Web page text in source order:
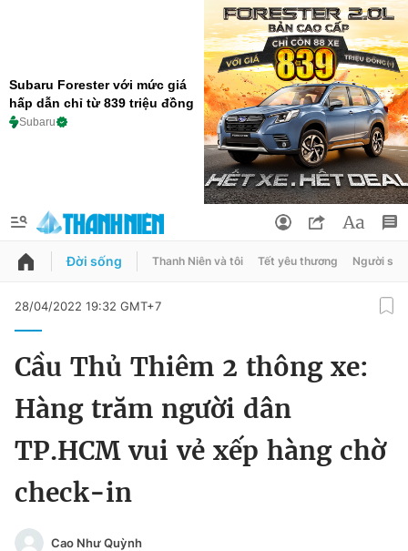
Subaru Forester với mức giá
hấp dẫn chỉ từ 839 triệu đồng
Subaru
QUẢNG CÁO ĐẶT BÁO
Tin 24h
Tin thị trường
Đổi mật khẩu
Tin đã lưu
Tin đã xem
Đăng xuất
Đời sống Thanh Niên và tôi Tết yêu thương Người
28/04/2022 19:32 GMT+7
Cầu Thủ Thiêm 2 thông xe:
Hàng trăm người dân
TP.HCM vui vẻ xếp hàng chờ
check-in
Cao Như Quỳnh